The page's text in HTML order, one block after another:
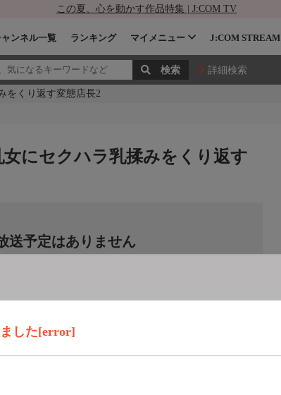
この夏、心を動かす作品特集 | J:COM TV
ンネル一覧 ランキング マイメニュー J:COM STREAM
詳細検索
をくり返す変態店長2
した[error]
にセクハラ乳揉みをくり返す
送予定はありません